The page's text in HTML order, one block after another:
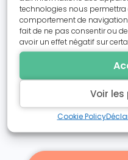
technologies nous permettra
comportement de navigation
fait de ne pas consentir ou
avoir un effet négatif sur
Voir les
Cookie Policy
Formulaire
Vous choissisez
souhaitez
participants/
grâce au formulaire